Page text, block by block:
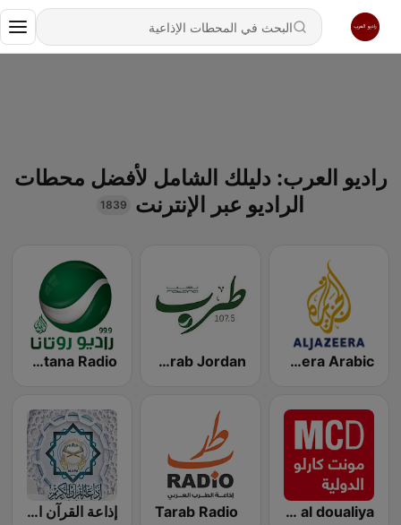
راديو العرب: دليلك الشامل لأفضل محطات
الراديو عبر الإنترنت
1839
Al Jazeera Arabic (قناة الجزيرة) Rotana Tarab Jordan ( راديو روتانا طرب الاردن) Rotana Radio (راديو روتانا)
Montecarlo al doualiya (مونت كارلو الدولية) Tarab Radio إذاعة القرآن الكريم من القاهرة